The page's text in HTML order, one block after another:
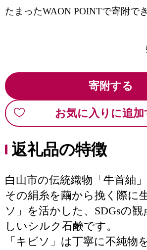
たまったWAON POINTで寄附で
寄附する
お気に入りに追加
返礼品の特徴
白山市の伝統織物「牛首紬」
その絹糸を繭から挽く際に
ソ」を活かした、SDGsの
しいシルク石鹸です。
「キビソ」は丁寧に不純物